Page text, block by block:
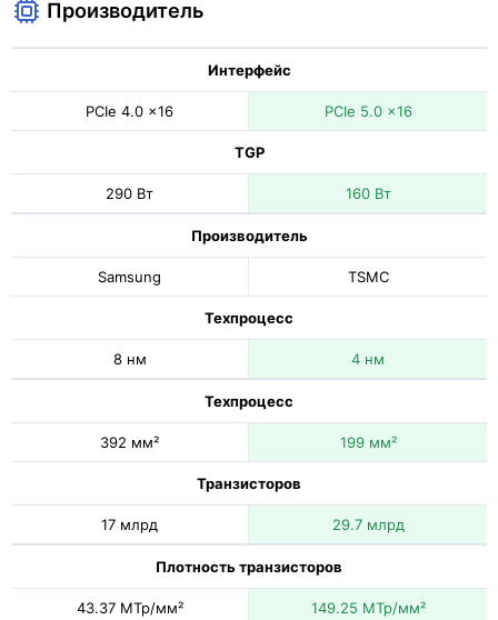
Производитель
Интерфейс
PCIe 4.0 x16 PCIe 5.0 x16
TGP
290 Вт 160 Вт
Производитель
Samsung TSMC
Техпроцесс
8 нм 4 нм
Техпроцесс
392 мм² 199 мм²
Транзисторов
17 млрд 29.7 млрд
Плотность транзисторов
43.37 МТр/мм² 149.25 МТр/мм²